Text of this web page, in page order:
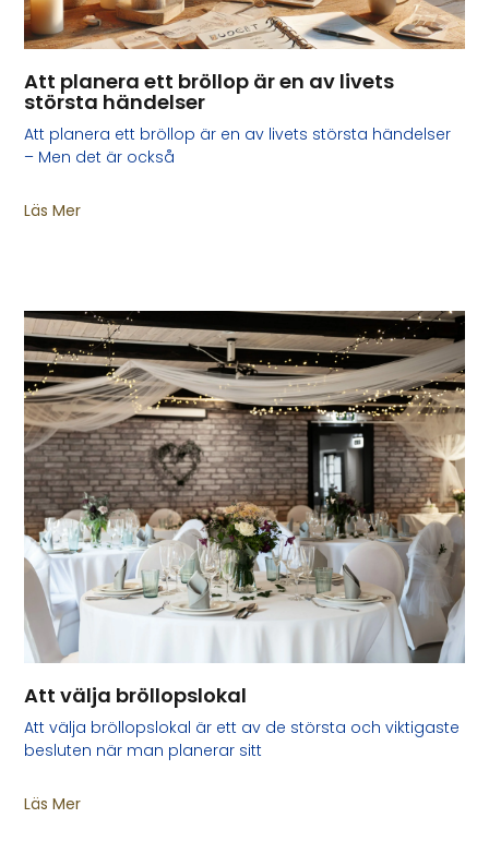
Att planera ett bröllop är en av livets
största händelser
Att planera ett bröllop är en av livets största händelser
– Men det är också
Läs Mer
Att välja bröllopslokal
Att välja bröllopslokal är ett av de största och viktigaste
besluten när man planerar sitt
Läs Mer